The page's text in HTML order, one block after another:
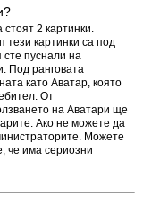
2 картинки.
тези картинки са под
пуснали на
Под ранговата
като Аватар, която
От
на Аватари ще
Ако не можете да
Можете
че има сериозни